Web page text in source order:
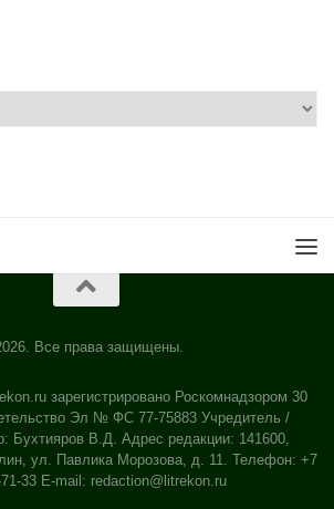
Все права защищены.
зарегистрировано Роскомнадзором 30
Эл № ФС 77-75883 Учредитель /
Бухтияров В.Д. Адрес редакции: 141600,
ул. Павлика Морозова, д. 11. Телефон: +7
33 E-mail: redaction@litrekon.ru